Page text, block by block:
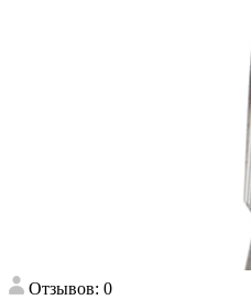
Отзывов: 0